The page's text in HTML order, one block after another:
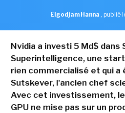
Elgodjam Hanna , publié
Nvidia a investi 5 Md$ dans
Superintelligence, une
rien commercialisé et qui a
Sutskever, l'ancien chef
Avec cet investissement,
GPU ne mise pas sur un